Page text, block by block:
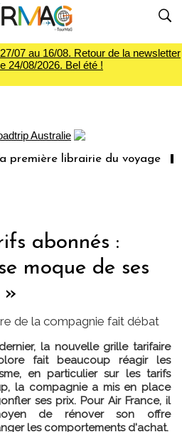
07 au 16/08. Retour de la newsletter
24/08/2026. Bel été !
librairie du voyage Le
abonnés :
moque de ses
»
de la compagnie fait débat
la nouvelle grille tarifaire
fait beaucoup réagir les
en particulier sur les tarifs
la compagnie a mis en place
ses prix. Pour Air France, il
de rénover son offre
les comportements d'achat.